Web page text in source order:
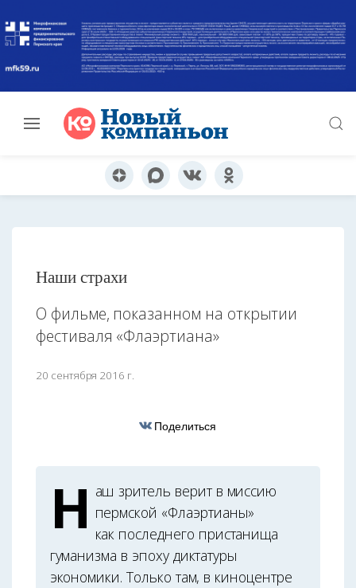
Наши страхи
О фильме, показанном на открытии
фестиваля «Флаэртиана»
20 сентября 2016 г.
Поделиться
Н аш зритель верит в миссию
пермской «Флаэртианы»
как последнего пристанища
гуманизма в эпоху диктатуры
экономики. Только там, в киноцентре